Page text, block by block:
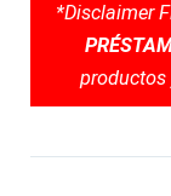
*Disclaimer
productos